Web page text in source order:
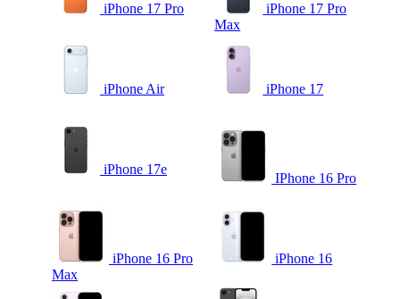
iPhone 17 Pro
iPhone 17 Pro
Max
iPhone Air iPhone 17
iPhone 17e
IPhone 16 Pro
iPhone 16 Pro
Max
iPhone 16